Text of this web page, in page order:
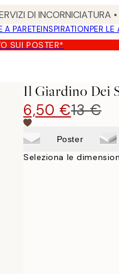
DI
A PARETEINSPIRATIONPER LE
SUI POSTER*
Il Giardino Dei
6,50 €13 €
Poster
Seleziona le